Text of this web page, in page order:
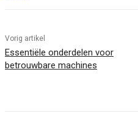
Vorig artikel
Essentiële onderdelen voor
betrouwbare machines